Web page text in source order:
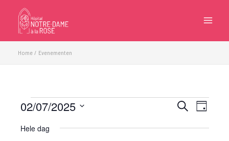
inhoud
Home Evenementen
Evenementen
2
Evenementen
en
Zoeken
navigatie
Dag
02/07/2025
een
Hele dag